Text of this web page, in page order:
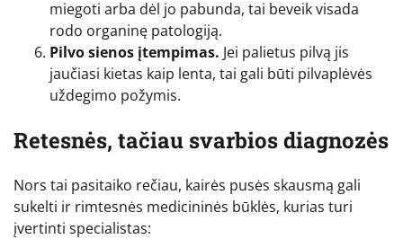
miegoti arba dėl jo pabunda, tai beveik visada
rodo organinę patologiją.
Pilvo sienos įtempimas. Jei palietus pilvą jis
jaučiasi kietas kaip lenta, tai gali būti pilvaplėvės
uždegimo požymis.
Retesnės, tačiau svarbios diagnozės
Nors tai pasitaiko rečiau, kairės pusės skausmą gali
sukelti ir rimtesnės medicininės būklės, kurias turi
įvertinti specialistas: